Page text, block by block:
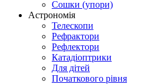
Сошки (упори)
Астрономія
Телескопи
Рефрактори
Рефлектори
Катадіоптрики
Для дітей
Початкового рівня